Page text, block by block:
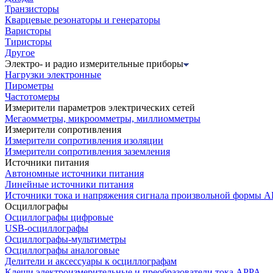
Транзисторы
Кварцевые резонаторы и генераторы
Варисторы
Тиристоры
Другое
Электро- и радио измерительные приборы
Нагрузки электронные
Пирометры
Частотомеры
Измерители параметров электрических сетей
Мегаомметры, микроомметры, миллиомметры
Измерители сопротивления
Измерители сопротивления изоляции
Измерители сопротивления заземления
Источники питания
Автономные источники питания
Линейные источники питания
Источники тока и напряжения сигнала произвольной формы
Осциллографы
Осциллографы цифровые
USB-осциллографы
Осциллографы-мультиметры
Осциллографы аналоговые
Делители и аксессуары к осциллографам